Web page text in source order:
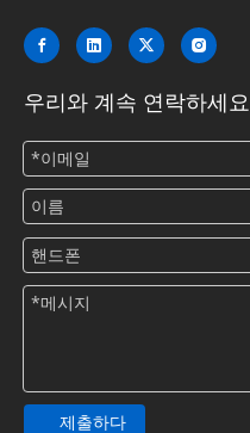
우리와 계속 연락하세요
제출하다